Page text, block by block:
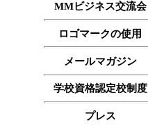
MMビジネス交流会
ロゴマークの使用
メールマガジン
学校資格認定校制度
プレス